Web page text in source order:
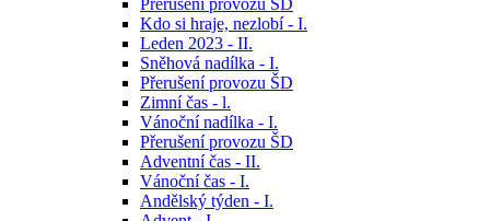
Přerušení provozu ŠD
Kdo si hraje, nezlobí - I.
Leden 2023 - II.
Sněhová nadílka - I.
Přerušení provozu ŠD
Zimní čas - l.
Vánoční nadílka - I.
Přerušení provozu ŠD
Adventní čas - II.
Vánoční čas - I.
Andělský týden - I.